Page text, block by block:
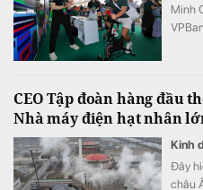
Minh
Invest.
CEO Tập đoàn hàng đầu
Nhà máy điện hạt nhân
Kinh
Đây
châu